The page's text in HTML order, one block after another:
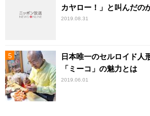
カヤロー！」と叫んだの
2019.08.31
日本唯一のセルロイド人
「ミーコ」の魅力とは
2019.06.01